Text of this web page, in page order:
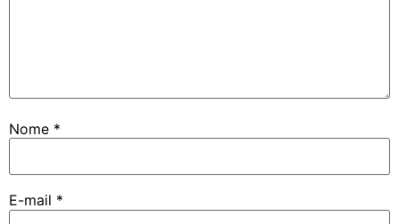
Nome *
E-mail *